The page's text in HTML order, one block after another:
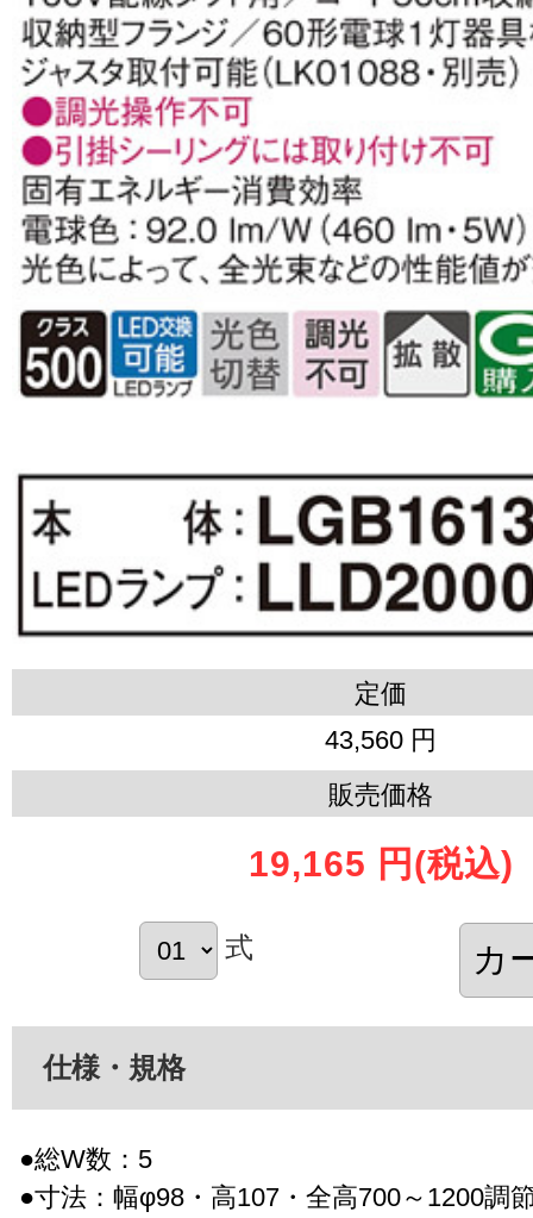
定価
43,560 円
販売価格
19,165 円 (税込)
式
仕様・規格
●総W数：5
●寸法：幅φ98・高107・全高700～1200調